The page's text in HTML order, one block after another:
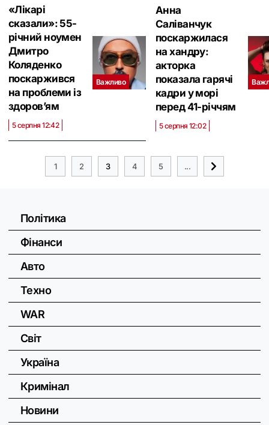
Важливо
«Лікарі
сказали»: 55-
річний ноумен
Дмитро
Коляденко
поскаржився
на проблеми із
здоров’ям
5 серпня 12:42
Анна
Саліванчук
поскаржилася
на хандру:
акторка
показала гарячі
кадри у морі
перед 41-річчям
5 серпня 12:02
1 2 3 4 5 ...
Політика
Фінанси
Авто
Техно
WAR
Світ
Україна
Кримінал
Новини